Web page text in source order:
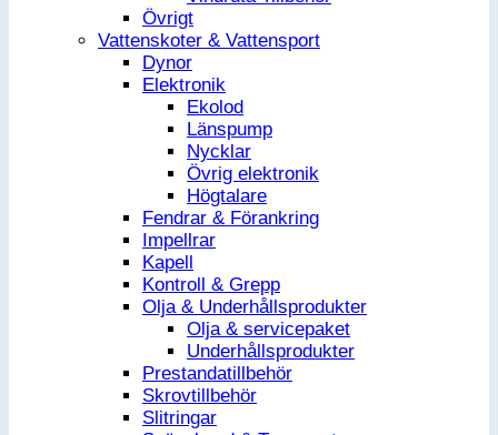
Övrigt
Vattenskoter & Vattensport
Dynor
Elektronik
Ekolod
Länspump
Nycklar
Övrig elektronik
Högtalare
Fendrar & Förankring
Impellrar
Kapell
Kontroll & Grepp
Olja & Underhållsprodukter
Olja & servicepaket
Underhållsprodukter
Prestandatillbehör
Skrovtillbehör
Slitringar